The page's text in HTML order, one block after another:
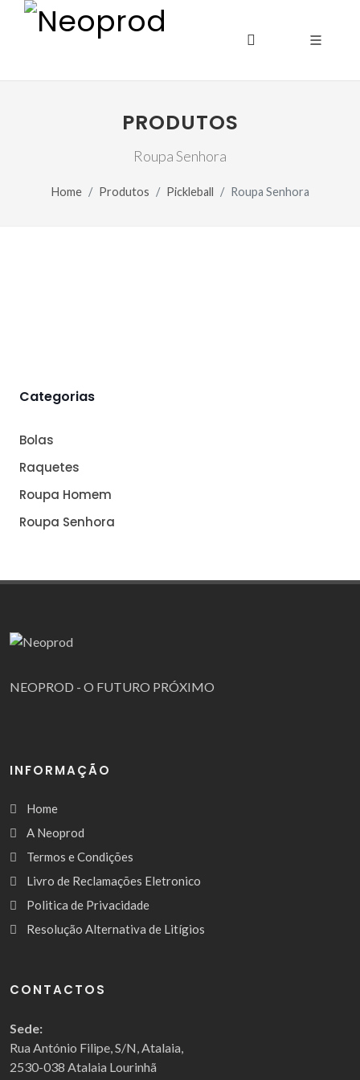
PRODUTOS
Roupa Senhora
Home Produtos Pickleball Roupa Senhora
Categorias
Bolas
Raquetes
Roupa Homem
Roupa Senhora
NEOPROD - O FUTURO PRÓXIMO
INFORMAÇÃO
Home
A Neoprod
Termos e Condições
Livro de Reclamações Eletronico
Politica de Privacidade
Resolução Alternativa de Litígios
CONTACTOS
Sede:
Rua António Filipe, S/N, Atalaia,
2530-038 Atalaia Lourinhã